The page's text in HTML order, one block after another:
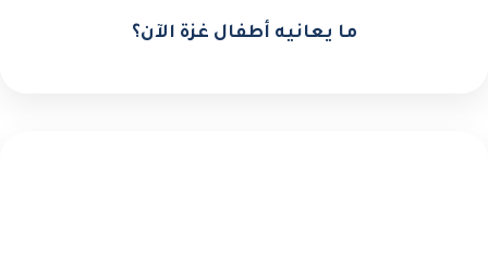
ما يعانيه أطفال غزة الآن؟